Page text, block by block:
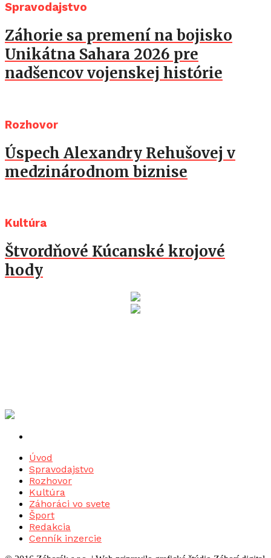
Spravodajstvo
Záhorie sa premení na bojisko
Unikátna Sahara 2026 pre
nadšencov vojenskej histórie
Rozhovor
Úspech Alexandry Rehušovej v
medzinárodnom biznise
Kultúra
Štvordňové Kúcanské krojové
hody
Úvod
Spravodajstvo
Rozhovor
Kultúra
Záhoráci vo svete
Šport
Redakcia
Cenník inzercie